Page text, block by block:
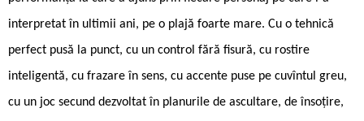
interpretat în ultimii ani, pe o plajă foarte mare. Cu o tehnică
perfect pusă la punct, cu un control fără fisură, cu rostire
inteligentă, cu frazare în sens, cu accente puse pe cuvîntul greu,
cu un joc secund dezvoltat în planurile de ascultare, de însoțire,